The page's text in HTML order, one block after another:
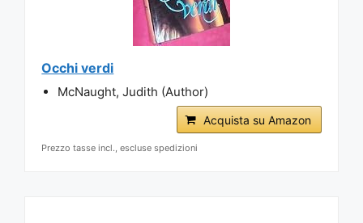
Occhi verdi
McNaught, Judith (Author)
Acquista su Amazon
Prezzo tasse incl., escluse spedizioni